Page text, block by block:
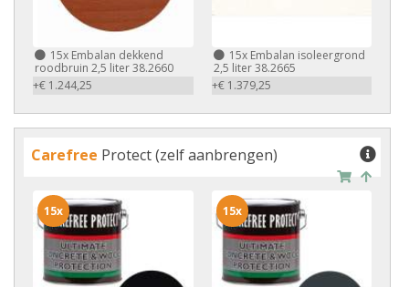
15x Embalan dekkend
roodbruin 2,5 liter 38.2660
+€ 1.244,25
15xEmbalan isoleergrond
2,5 liter 38.2665
+€ 1.379,25
Carefree Protect (zelf aanbrengen)
15x 15x